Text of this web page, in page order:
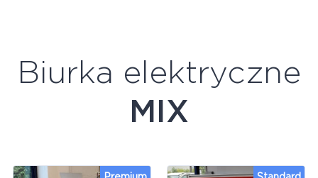
Biurka elektryczne
MIX